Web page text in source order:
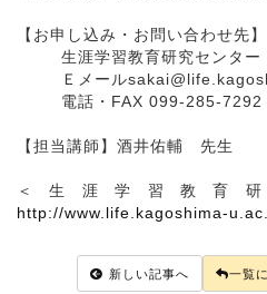
【お申し込み・お問い合わせ先】
生涯学習教育研究センタ
Ｅメール
電話・FAX 099-285-7292
【担当講師】酒井佑輔 先生
＜生涯学習教育研
http://www.life.kagoshima-
新しい記事へ 一覧